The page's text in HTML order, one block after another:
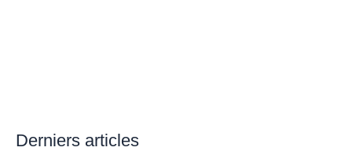
Derniers articles